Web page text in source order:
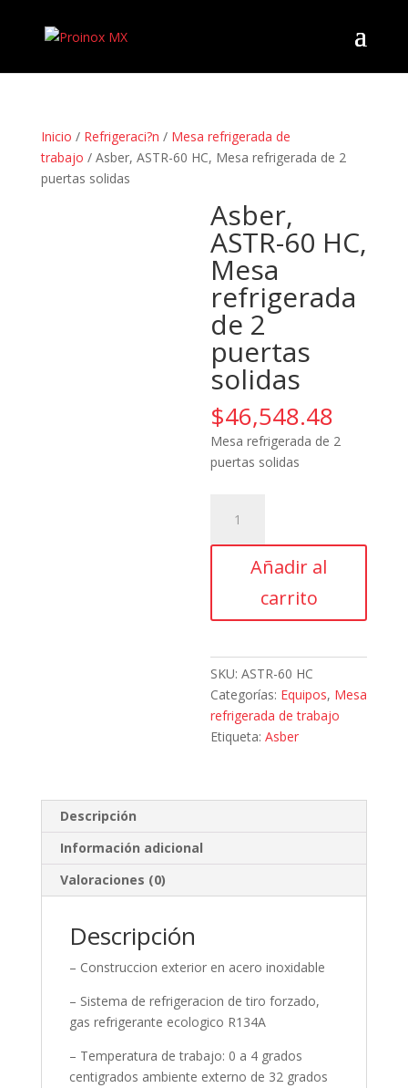
Inicio / Refrigeraci?n / Mesa refrigerada de
trabajo / Asber, ASTR-60 HC, Mesa refrigerada de 2
puertas solidas
Asber,
ASTR-60 HC,
Mesa
refrigerada
de 2
puertas
solidas
$46,548.48
Mesa refrigerada de 2
puertas solidas
ASTR-
60
refrigerada
puertas
solidas
cantidad
Añadir al
carrito
SKU:ASTR-60 HC
Categorías: Equipos, Mesa
refrigerada de trabajo
Etiqueta:Asber
Descripción
Información adicional
Valoraciones (0)
Descripción
– Construccion exterior en acero inoxidable
– Sistema de refrigeracion de tiro forzado,
gas refrigerante ecologico R134A
– Temperatura de trabajo: 0 a 4 grados
centigrados ambiente externo de 32 grados